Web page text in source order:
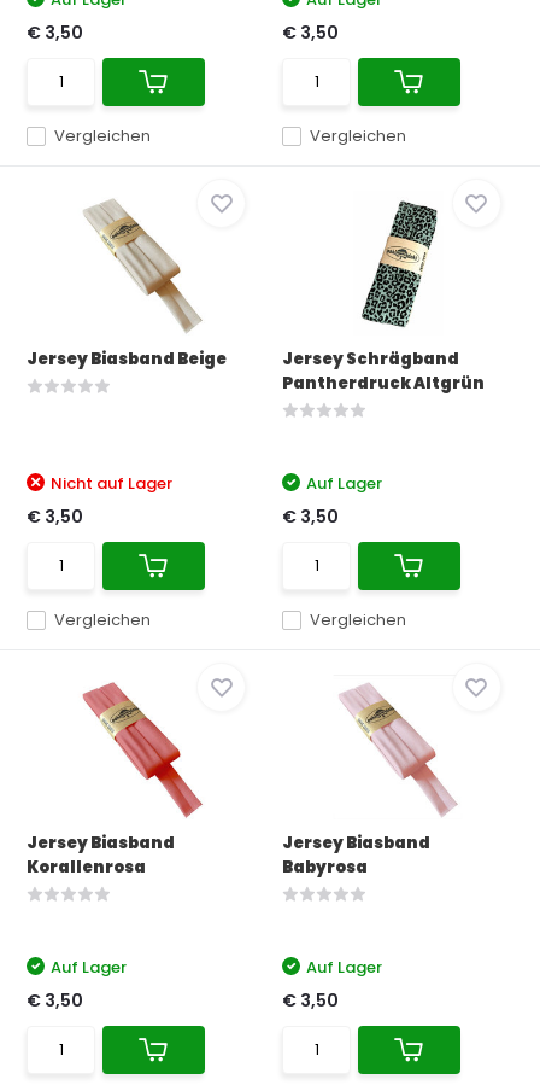
Vergleichen
€ 3,50
Vergleichen
€ 3,50
Jersey Biasband Beige
Vergleichen
Nicht auf Lager
€ 3,50
Jersey Schrägband
Pantherdruck Altgrün
Vergleichen
Auf Lager
€ 3,50
Jersey Biasband
Korallenrosa
Auf Lager
€ 3,50
Jersey Biasband
Babyrosa
Auf Lager
€ 3,50